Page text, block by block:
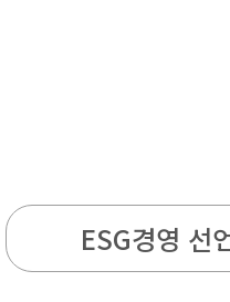
ESG경영 선